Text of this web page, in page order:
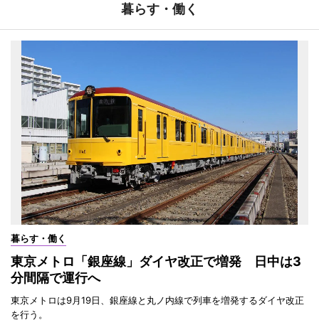
暮らす・働く
暮らす・働く
東京メトロ「銀座線」ダイヤ改正で増発 日中は3
分間隔で運行へ
東京メトロは9月19日、銀座線と丸ノ内線で列車を増発するダイヤ改正
を行う。